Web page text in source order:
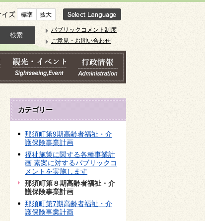
文字サイズ
パブリックコメント制度
ご意見・お問い合わせ
カテゴリー
那須町第9期高齢者福祉・介
護保険事業計画
福祉施策に関する各種事業計
画 素案に対するパブリックコ
メントを実施します
那須町第８期高齢者福祉・介
護保険事業計画
那須町第7期高齢者福祉・介
護保険事業計画